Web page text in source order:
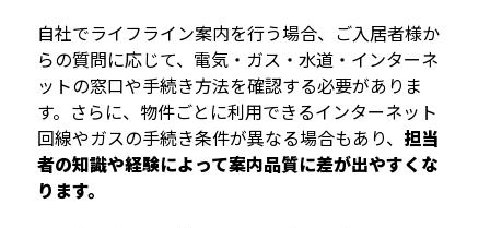
自社でライフライン案内を行う場合、ご入居者様か
らの質問に応じて、電気・ガス・水道・インターネ
ットの窓口や手続き方法を確認する必要がありま
す。さらに、物件ごとに利用できるインターネット
回線やガスの手続き条件が異なる場合もあり、 担当
者の知識や経験によって案内品質に差が出やすくな
ります。